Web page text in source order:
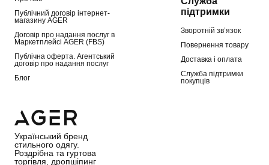
Публічний договір інтернет-
магазину AGER
Договір про надання послуг в
Маркетплейсі AGER (FBS)
Публічна оферта. Агентський
договір про надання послуг
Блог
підтримки
Зворотній зв’язок
Повернення товару
Доставка і оплата
Служба підтримки
покупців
Український бренд
стильного одягу.
Роздрібна та гуртова
торгівля, дропшіпинг